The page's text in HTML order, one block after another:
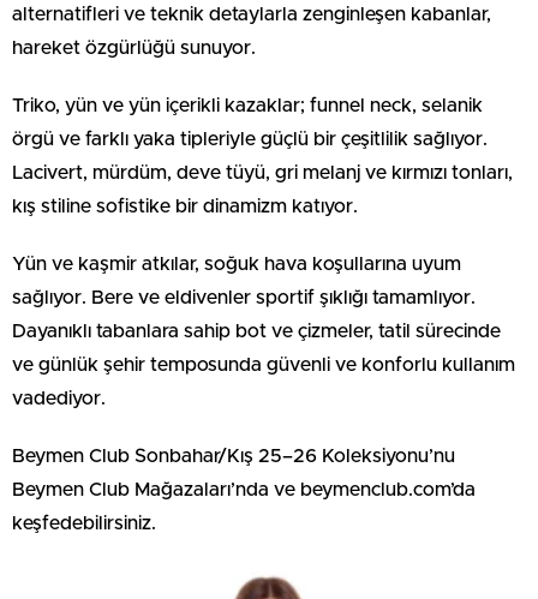
alternatifleri ve teknik detaylarla zenginleşen kabanlar,
hareket özgürlüğü sunuyor.
Triko, yün ve yün içerikli kazaklar; funnel neck, selanik
örgü ve farklı yaka tipleriyle güçlü bir çeşitlilik sağlıyor.
Lacivert, mürdüm, deve tüyü, gri melanj ve kırmızı tonları,
kış stiline sofistike bir dinamizm katıyor.
Yün ve kaşmir atkılar, soğuk hava koşullarına uyum
sağlıyor. Bere ve eldivenler sportif şıklığı tamamlıyor.
Dayanıklı tabanlara sahip bot ve çizmeler, tatil sürecinde
ve günlük şehir temposunda güvenli ve konforlu kullanım
vadediyor.
Beymen Club Sonbahar/Kış 25–26 Koleksiyonu’nu
Beymen Club Mağazaları’nda ve beymenclub.com’da
keşfedebilirsiniz.